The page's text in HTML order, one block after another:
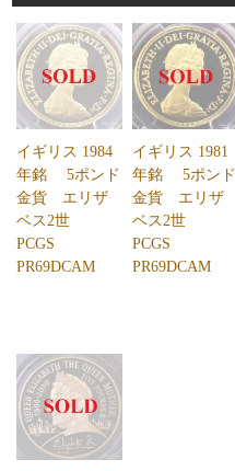
イギリス 1984
年銘 5ポンド
金貨 エリザ
ベス2世
PCGS
PR69DCAM
イギリス 1981
年銘 5ポンド
金貨 エリザ
ベス2世
PCGS
PR69DCAM